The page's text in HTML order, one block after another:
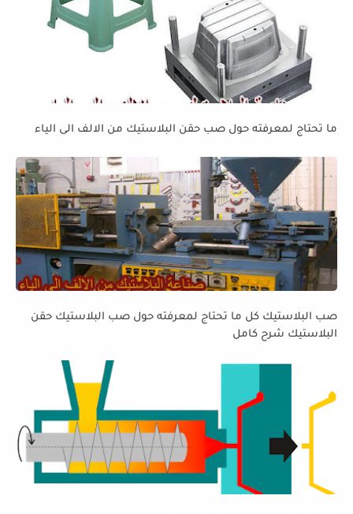
ما تحتاج لمعرفته حول صب حقن البلاستيك من الالف الى الياء
صب البلاستيك كل ما تحتاج لمعرفته حول صب البلاستيك حقن
البلاستيك شرح كامل